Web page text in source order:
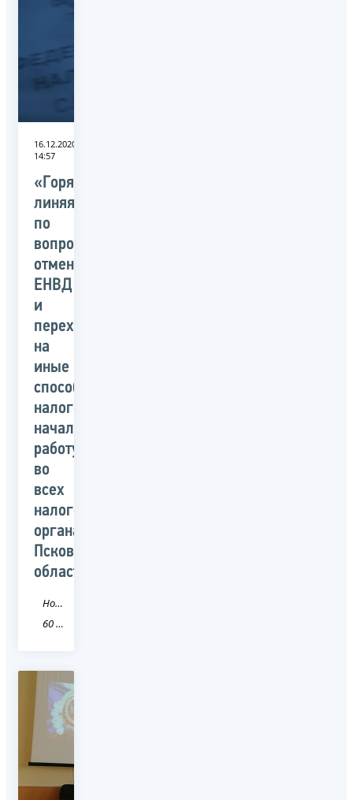
16.12.2020
14:57
«Горячая
линяя»
по
вопросам
отмены
ЕНВД
и
переходу
на
иные
способы
налогообложения
начала
работу
во
всех
налоговых
органах
Псковской
области
Новость
60 Псковская область